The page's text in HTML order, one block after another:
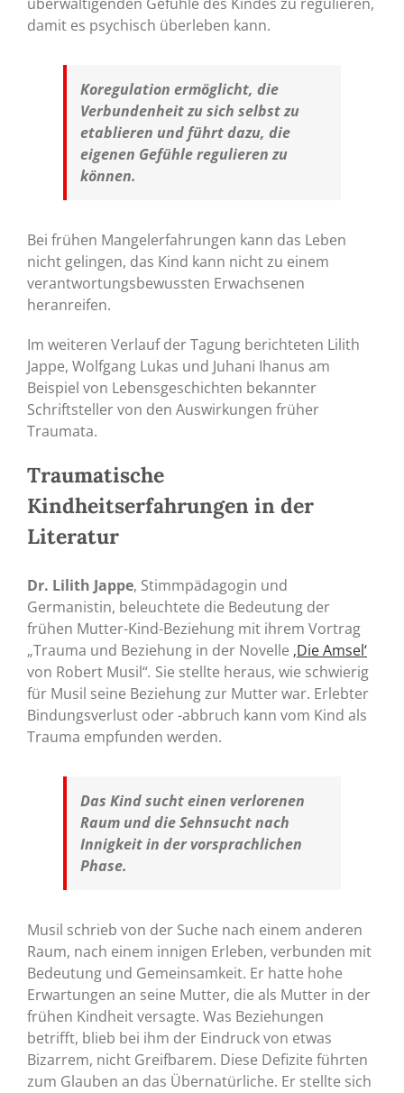
damit es psychisch überleben kann.
Koregulation ermöglicht, die
Verbundenheit zu sich selbst zu
etablieren und führt dazu, die
eigenen Gefühle regulieren zu
können.
Bei frühen Mangelerfahrungen kann das Leben
nicht gelingen, das Kind kann nicht zu einem
verantwortungsbewussten Erwachsenen
heranreifen.
Im weiteren Verlauf der Tagung berichteten Lilith
Jappe, Wolfgang Lukas und Juhani Ihanus am
Beispiel von Lebensgeschichten bekannter
Schriftsteller von den Auswirkungen früher
Traumata.
Traumatische
Kindheitserfahrungen in der
Literatur
Dr. Lilith Jappe, Stimmpädagogin und
Germanistin, beleuchtete die Bedeutung der
frühen Mutter-Kind-Beziehung mit ihrem Vortrag
„Trauma und Beziehung in der Novelle ‚Die Amsel‘
von Robert Musil“. Sie stellte heraus, wie schwierig
für Musil seine Beziehung zur Mutter war. Erlebter
Bindungsverlust oder -abbruch kann vom Kind als
Trauma empfunden werden.
Das Kind sucht einen verlorenen
Raum und die Sehnsucht nach
Innigkeit in der vorsprachlichen
Phase.
Musil schrieb von der Suche nach einem anderen
Raum, nach einem innigen Erleben, verbunden mit
Bedeutung und Gemeinsamkeit. Er hatte hohe
Erwartungen an seine Mutter, die als Mutter in der
frühen Kindheit versagte. Was Beziehungen
betrifft, blieb bei ihm der Eindruck von etwas
Bizarrem, nicht Greifbarem. Diese Defizite führten
zum Glauben an das Übernatürliche. Er stellte sich